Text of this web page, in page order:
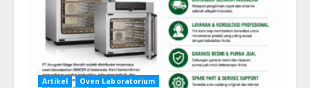
Artikel Oven Laboratorium